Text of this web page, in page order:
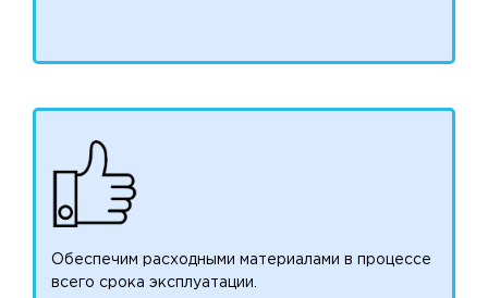
Обеспечим расходными материалами в процессе
всего срока эксплуатации.